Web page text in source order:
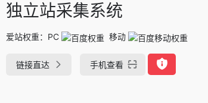
独立站采集系统
爱站权重： PC 移动
链接直达 手机查看